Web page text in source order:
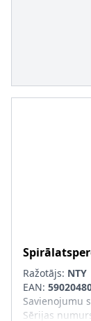
Ražotājs: NTY
EAN:
Savienojumu
Sērijas